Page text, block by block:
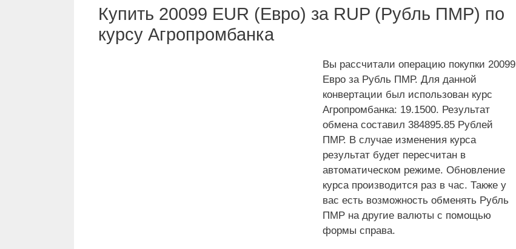
Купить 20099 EUR (Евро) за RUP (Рубль ПМР) по
курсу Агропромбанка
Вы рассчитали операцию покупки 20099
Евро за Рубль ПМР. Для данной
конвертации был использован курс
Агропромбанка: 19.1500. Результат
обмена составил 384895.85 Рублей
ПМР. В случае изменения курса
результат будет пересчитан в
автоматическом режиме. Обновление
курса производится раз в час. Также у
вас есть возможность обменять Рубль
ПМР на другие валюты с помощью
формы справа.